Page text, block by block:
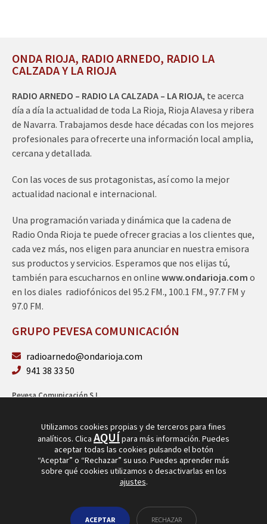
ONDA RIOJA, RADIO ARNEDO, RADIO LA
CALZADA Y LA RIOJA
RADIO ARNEDO – RADIO LA CALZADA – LA RIOJA, te acerca
día a día la actualidad de toda La Rioja, Rioja Alavesa y ribera
de Navarra. Trabajamos desde hace décadas con los mejores
profesionales para ofrecerte una información local amplia,
cercana y detallada.
Con las voces de sus protagonistas, así como la mejor
actualidad nacional e internacional.
Una programación variada y dinámica que la cadena de
Radio Onda Rioja te puede ofrecer gracias a los clientes que,
cada vez más, nos eligen para anunciar en nuestra emisora
sus productos y servicios. Esperamos que nos elijas tú,
también para escucharnos en online www.ondarioja.com o
en los diales radiofónicos del 95.2 FM., 100.1 FM., 97.7 FM y
97.0 FM.
GRUPO PEVESA COMUNICACIÓN
radioarnedo@ondarioja.com
941 38 33 50
Pevesa Comunicación S.L.
Utilizamos cookies propias y de terceros para fines
analíticos. Clica AQUÍpara más información. Puedes
aceptar todas las cookies pulsando el botón
“Aceptar” o “Rechazar” su uso. Puedes aprender más
sobre qué cookies utilizamos o desactivarlas en los
ajustes.
ACEPTAR RECHAZAR